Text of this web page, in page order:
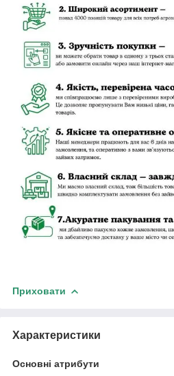
Приховати
Характеристики
Основні атрибути